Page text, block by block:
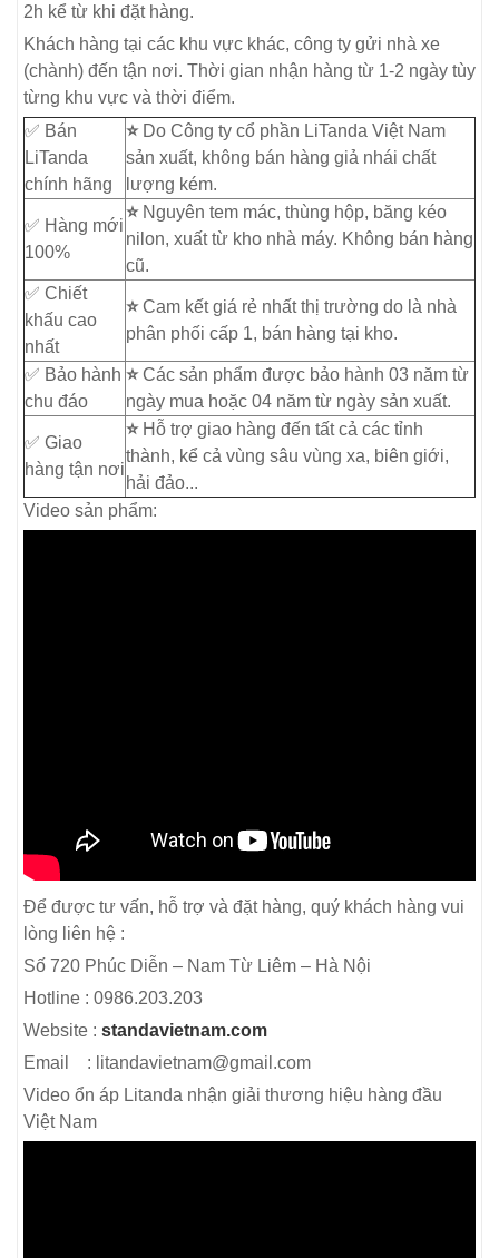
2h kể từ khi đặt hàng.
Khách hàng tại các khu vực khác, công ty gửi nhà xe
(chành) đến tận nơi. Thời gian nhận hàng từ 1-2 ngày tùy
từng khu vực và thời điểm.
✅ Bán
LiTanda
chính hãng
⭐ Do Công ty cổ phần LiTanda Việt Nam
sản xuất, không bán hàng giả nhái chất
lượng kém.
✅ Hàng mới
100%
⭐ Nguyên tem mác, thùng hộp, băng kéo
nilon, xuất từ kho nhà máy. Không bán hàng
cũ.
✅ Chiết
khấu cao
nhất
⭐Cam kết giá rẻ nhất thị trường do là nhà
phân phối cấp 1, bán hàng tại kho.
✅ Bảo hành
chu đáo
⭐Các sản phẩm được bảo hành 03 năm từ
ngày mua hoặc 04 năm từ ngày sản xuất.
✅ Giao
hàng tận nơi
⭐ Hỗ trợ giao hàng đến tất cả các tỉnh
thành, kể cả vùng sâu vùng xa, biên giới,
hải đảo...
Video sản phẩm:
Để được tư vấn, hỗ trợ và đặt hàng, quý khách hàng vui
lòng liên hệ :
Số 720 Phúc Diễn – Nam Từ Liêm – Hà Nội
Hotline : 0986.203.203
Website : standavietnam.com
Email : litandavietnam@gmail.com
Video ổn áp Litanda nhận giải thương hiệu hàng đầu
Việt Nam